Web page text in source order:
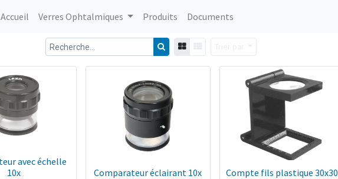
Accueil Verres Ophtalmiques Produits Documents
avec échelle
10x
Comparateur éclairant 10x Compte fils plastique 30x30